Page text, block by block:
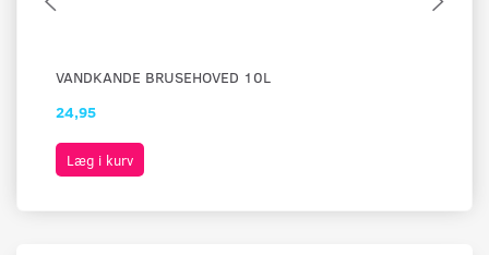
VANDKANDE BRUSEHOVED 10L
24,95
Læg i kurv